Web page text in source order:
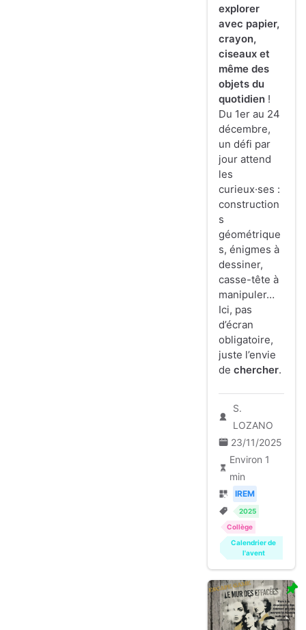
explorer
avec papier,
crayon,
ciseaux et
même des
objets du
quotidien !
Du 1er au 24
décembre,
un défi par
jour attend
les
curieux·ses :
construction
s
géométrique
s, énigmes à
dessiner,
casse-tête à
manipuler…
Ici, pas
d’écran
obligatoire,
juste l’envie
de chercher.
S.
LOZANO
23/11/2025
Environ 1
min
IREM
2025
Collège
Calendrier de
l'avent